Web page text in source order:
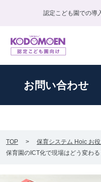
認定こども園での導
お問い合わせ
TOP
保育システム Hoic お
保育園のICT化で現場はどう変わ